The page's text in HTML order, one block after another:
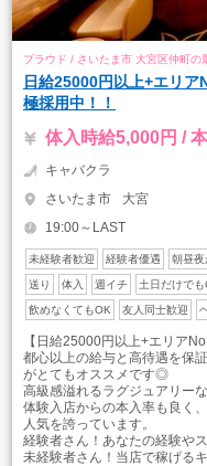
プラウド / さいたま市 大宮区仲町の
日給25000円以上+エリ
極採用中！！
体入時給5,000円 /
キャバクラ
さいたま市
大宮
19:00～LAST
未経験者歓迎 経験者優遇 朝昼夜
送り 体入 週イチ 土日だけでも
飲めなくてもOK 友人同士歓迎
【日給25000円以上+エリア
都心以上の給与と高待遇を保
がとてもオススメです◎
高級感溢れるラグジュアリー
体験入店からの本入率も良く
人気を誇っています。
経験者さん！あなたの経験や
未経験者さん！当店で稼げる